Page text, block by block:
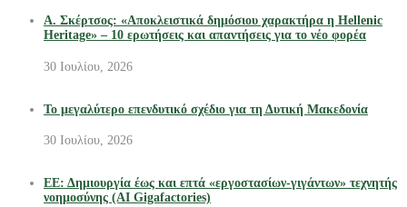
Α. Σκέρτσος: «Αποκλειστικά δημόσιου χαρακτήρα η Hellenic
Heritage» – 10 ερωτήσεις και απαντήσεις για το νέο φορέα
30 Ιουλίου, 2026
Το μεγαλύτερο επενδυτικό σχέδιο για τη Δυτική Μακεδονία
30 Ιουλίου, 2026
ΕΕ: Δημιουργία έως και επτά «εργοστασίων-γιγάντων» τεχνητής
νοημοσύνης (AI Gigafactories)